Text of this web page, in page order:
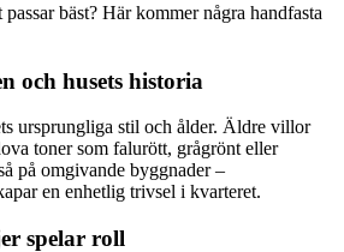
bäst? Här kommer några handfasta
och husets historia
ursprungliga stil och ålder. Äldre villor
toner som falurött, grågrönt eller
på omgivande byggnader –
en enhetlig trivsel i kvarteret.
spelar roll